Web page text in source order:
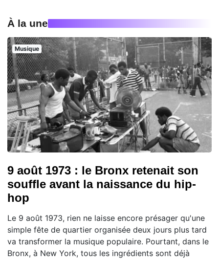
À la une
Musique
9 août 1973 : le Bronx retenait son
souffle avant la naissance du hip-
hop
Le 9 août 1973, rien ne laisse encore présager qu'une
simple fête de quartier organisée deux jours plus tard
va transformer la musique populaire. Pourtant, dans le
Bronx, à New York, tous les ingrédients sont déjà